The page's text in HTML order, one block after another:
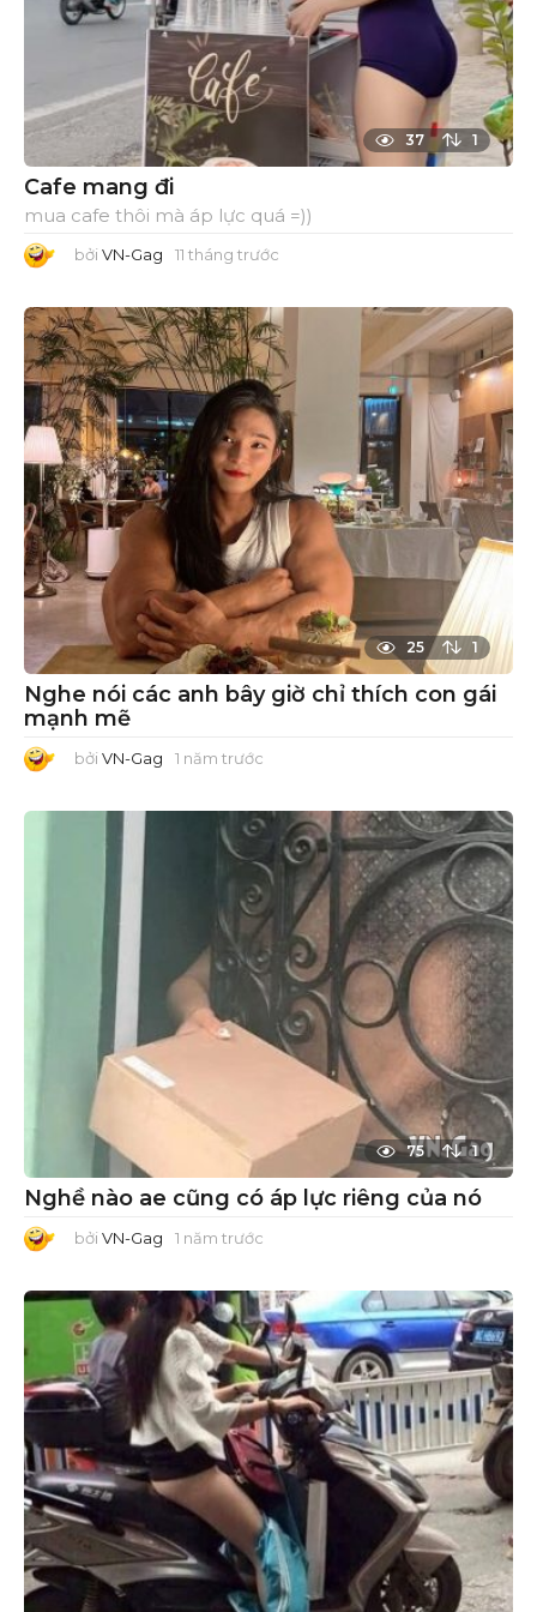
37 1
Cafe mang đi
mua cafe thôi mà áp lực quá =))
bởi VN-Gag 11 tháng trước
h
á
n
g
t
r
ư
ớ
c
25 1
Nghe nói các anh bây giờ chỉ thích con gái
mạnh mẽ
bởi VN-Gag 1 năm trước
m
t
ớ
75 1
Nghề nào ae cũng có áp lực riêng của nó
bởi VN-Gag 1 năm trước
m
t
r
ư
ớ
c